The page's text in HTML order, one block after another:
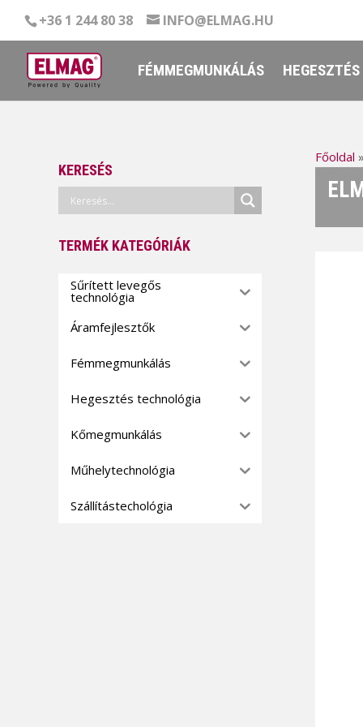
+36 1 244 80 38 INFO@ELMAG.HU
FÉMMEGMUNKÁLÁS HEGESZTÉS
Főoldal
KERESÉS
TERMÉK KATEGÓRIÁK
Sűrített levegős
technológia
Áramfejlesztők
Fémmegmunkálás
Hegesztés technológia
Kőmegmunkálás
Műhelytechnológia
Szállítástechológia